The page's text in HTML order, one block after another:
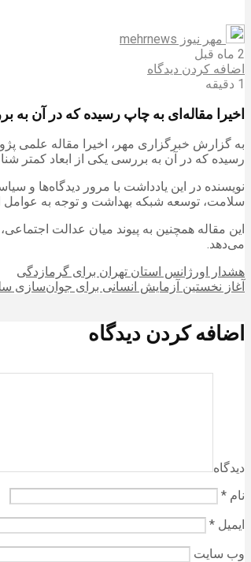
مهر نیوز mehrnews
2 ماه قبل
اضافه کردن دیدگاه
1 دقیقه
اخیرا مقاله‌ای به چاپ رسیده که در آن
رسیده که در آن به بررسی یکی از ابعاد کمتر
نویسنده در این یادداشت با مرور دیدگاه‌ها
سلامت، توسعه شبکه بهداشت و توجه به عوامل
این مقاله همچنین به پیوند میان عدالت
می‌دهد.
هشدار اورژانس استان تهران برای گرمازدگی
آغاز نخستین آزمایش انسانی برای جوان‌سازی
اضافه کردن دیدگاه
دیدگاه
نام *
ایمیل *
وب‌ سایت